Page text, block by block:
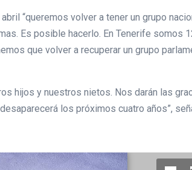
“queremos volver a tener un grupo
Es posible hacerlo. En Tenerife somos
que volver a recuperar un grupo
hijos y nuestros nietos. Nos darán las
los próximos cuatro años”,